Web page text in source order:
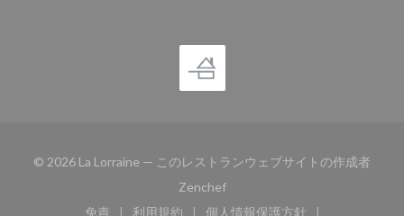
© 2026 La Lorraine — このレストランウェブサイトの作成者
Zenchef((新しいウィンドウで開きます))
免責
利用規約 個人情報保護方針